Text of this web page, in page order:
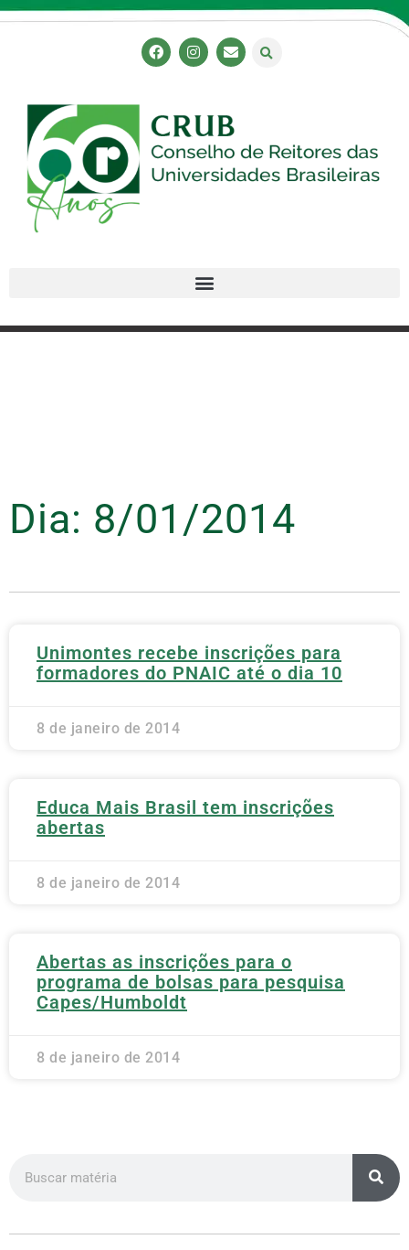
Dia: 8/01/2014
Unimontes recebe inscrições para
formadores do PNAIC até o dia 10
8 de janeiro de 2014
Educa Mais Brasil tem inscrições
abertas
8 de janeiro de 2014
Abertas as inscrições para o
programa de bolsas para pesquisa
Capes/Humboldt
8 de janeiro de 2014